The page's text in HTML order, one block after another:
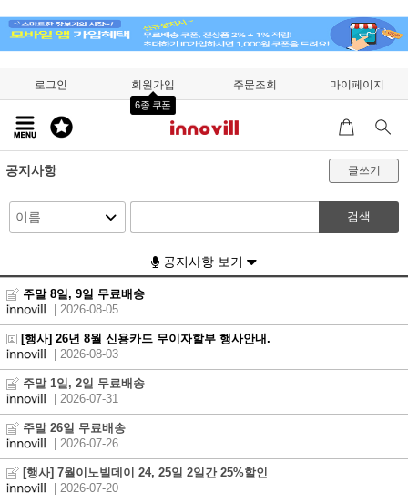
로그인 회원가입
6종 쿠폰
주문조회 마이페이지
공지사항 글쓰기
검색
공지사항 보기
주말 8일, 9일 무료배송
| 2026-08-05
[행사] 26년 8월 신용카드 무이자할부 행사안내.
| 2026-08-03
주말 1일, 2일 무료배송
| 2026-07-31
주말 26일 무료배송
| 2026-07-26
[행사] 7월이노빌데이 24, 25일 2일간 25%할인
| 2026-07-20